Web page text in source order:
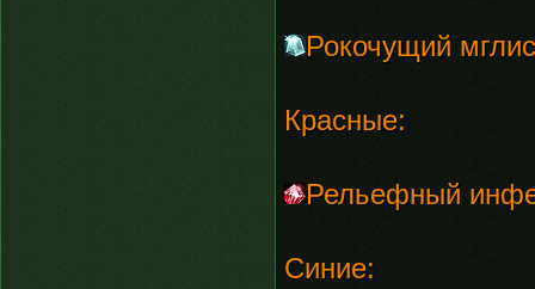
Рокочущий
Красные:
Рельефный
Синие: